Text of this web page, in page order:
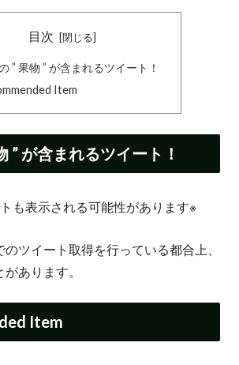
目次
” 果物 ” が含まれるツイート！
Item
” が含まれるツイート！
も表示される可能性があります※
ツイート取得を行っている都合上、
あります。
Item